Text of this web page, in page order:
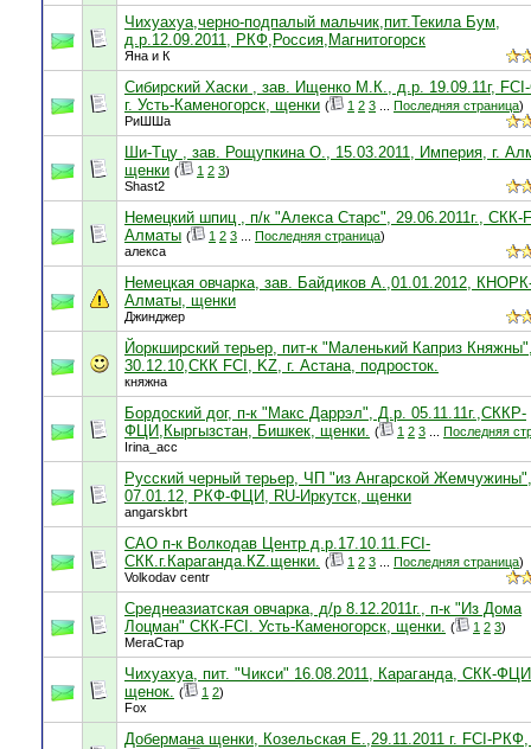
Чихуахуа,черно-подпалый мальчик,пит.Текила Бум,
д.р.12.09.2011, РКФ,Россия,Магнитогорск
Яна и К
Сибирский Хаски , зав. Ищенко М.К., д.р. 19.09.11г,
г. Усть-Каменогорск, щенки ( 1 2 3 Последняя страница)
РиШШа
Ши-Тцу , зав. Рощупкина О., 15.03.2011, Империя, г.
щенки ( 1 2 3)
Shast2
Немецкий шпиц , п/к "Алекса Старс", 29.06.2011г., СКК-
Алматы ( 1 2 3 Последняя страница)
алекса
Немецкая овчарка, зав. Байдиков А.,01.01.2012,
Алматы, щенки
Джинджер
Йоркширский терьер, пит-к "Маленький Каприз
30.12.10,СКК FCI, KZ, г. Астана, подросток.
княжна
Бордоский дог, п-к "Макс Даррэл", Д.р. 05.11.11г.,СККР-
ФЦИ,Кыргызстан, Бишкек, щенки. ( 1 2 3
Последняя
Irina_acc
Русский черный терьер, ЧП "из Ангарской
07.01.12, РКФ-ФЦИ, RU-Иркутск, щенки
angarskbrt
САО п-к Волкодав Центр д.р.17.10.11.FCI-
СКК.г.Караганда.КZ.щенки. ( 1 2 3 Последняя страница)
Volkodav centr
Среднеазиатская овчарка, д/р 8.12.2011г., п-к "Из Дома
Лоцман" СКК-FCI. Усть-Каменогорск, щенки. ( 1 2 3)
МегаСтар
Чихуахуа, пит. "Чикси" 16.08.2011, Караганда, СКК-
щенок. ( 1 2)
Fox
Добермана щенки, Козельская Е.,29.11.2011 г. FCI-РКФ,